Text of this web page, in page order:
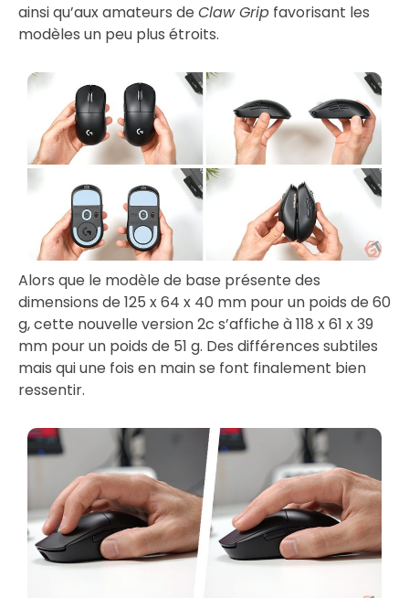
ainsi qu’aux amateurs de Claw Grip favorisant les
modèles un peu plus étroits.
Alors que le modèle de base présente des
dimensions de 125 x 64 x 40 mm pour un poids de 60
g, cette nouvelle version 2c s’affiche à 118 x 61 x 39
mm pour un poids de 51 g. Des différences subtiles
mais qui une fois en main se font finalement bien
ressentir.